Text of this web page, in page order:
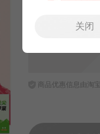
商品优惠信息由淘
关闭